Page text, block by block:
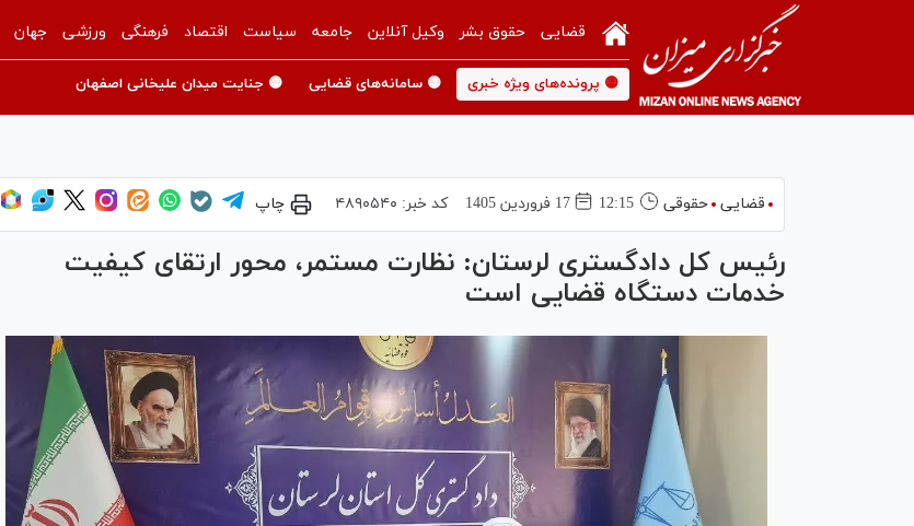
قضایی حقوق بشر وکیل آنلاین جامعه سیاست اقتصاد فرهنگی ورزشی جهان
🟡 پرونده‌های ویژه خبری 🟡 سامانه‌های قضایی 🟡 جنایت میدان علیخانی اصفهان
قضایی حقوقی 12:15 17 فروردين 1405 کد خبر: ۴۸۹۰۵۴۰ چاپ
رئیس کل دادگستری لرستان: نظارت مستمر، محور ارتقای کیفیت
خدمات دستگاه قضایی است